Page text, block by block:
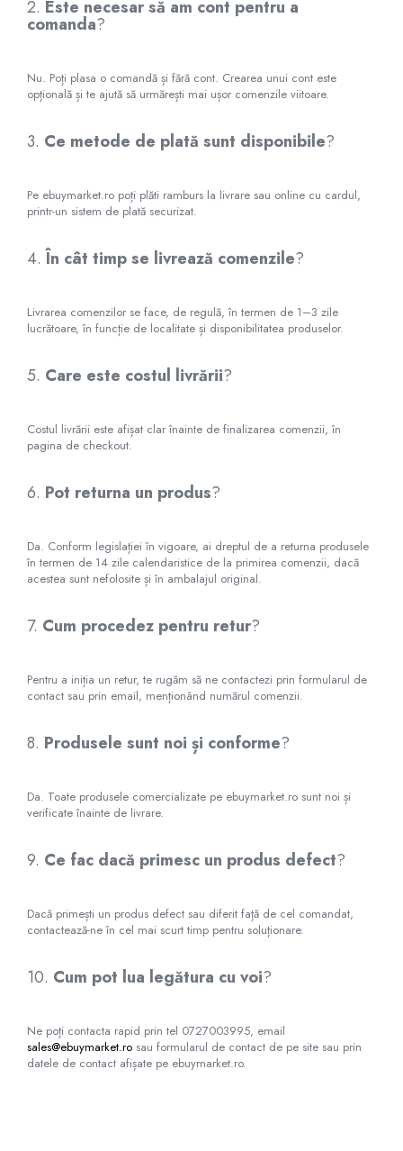
Veselă pentru Masă
Articole pentru Casa si Curatenie
Cutii depozitare
Diverse Casa
Incalzire si climatizare
Lumanari
Perne Voiaj, Paturi si Textile
Produse Curatenie
Produse ingrijire incaltaminte
Radiatoare si Seminee electrice
Tapet 3D Autoadeziv
Umidificatoare
Articole pentru Gradina si Bricolaj
Corpuri de iluminat
Articole si, Echipamente pentru
Videoproiectoare
Baloane Latex
Banda adeziva
Costume si Deghizare
Lumanari si Toppere
Seturi si Arcade Baloane
Iluminat Festiv
Liniar / Sir
Ornamente Brad
Suport Decorativ Lumanare
Kendama Rubber Grip V3 Cupe
Mari
Kendama Super Sticky V2 Cupe
Mari
2. Este necesar să am cont pentru a
comanda?
Nu. Poți plasa o comandă și fără cont. Crearea unui cont este
opțională și te ajută să urmărești mai ușor comenzile viitoare.
3. Ce metode de plată sunt disponibile?
Pe ebuymarket.ro poți plăti ramburs la livrare sau online cu cardul,
printr-un sistem de plată securizat.
4.În cât timp se livrează comenzile?
Livrarea comenzilor se face, de regulă, în termen de 1–3 zile
lucrătoare, în funcție de localitate și disponibilitatea produselor.
5. Care este costul livrării?
Costul livrării este afișat clar înainte de finalizarea comenzii, în
pagina de checkout.
6. Pot returna un produs?
Da. Conform legislației în vigoare, ai dreptul de a returna produsele
în termen de 14 zile calendaristice de la primirea comenzii, dacă
acestea sunt nefolosite și în ambalajul original.
7. Cum procedez pentru retur?
Pentru a iniția un retur, te rugăm să ne contactezi prin formularul de
contact sau prin email, menționând numărul comenzii.
8. Produsele sunt noi și conforme?
Da. Toate produsele comercializate pe ebuymarket.ro sunt noi și
verificate înainte de livrare.
9. Ce fac dacă primesc un produs defect?
Dacă primești un produs defect sau diferit față de cel comandat,
contactează-ne în cel mai scurt timp pentru soluționare.
10. Cum pot lua legătura cu voi?
Ne poți contacta rapid prin tel 0727003995, email
sales@ebuymarket.ro sau formularul de contact de pe site sau prin
datele de contact afișate pe ebuymarket.ro.